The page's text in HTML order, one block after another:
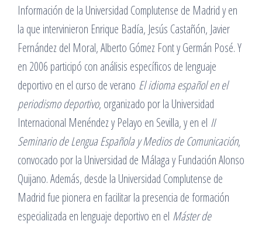
Información de la Universidad Complutense de Madrid y en
la que intervinieron Enrique Badía, Jesús Castañón, Javier
Fernández del Moral, Alberto Gómez Font y Germán Posé. Y
en 2006 participó con análisis específicos de lenguaje
deportivo en el curso de verano El idioma español en el
periodismo deportivo, organizado por la Universidad
Internacional Menéndez y Pelayo en Sevilla, y en el II
Seminario de Lengua Española y Medios de Comunicación,
convocado por la Universidad de Málaga y Fundación Alonso
Quijano. Además, desde la Universidad Complutense de
Madrid fue pionera en facilitar la presencia de formación
especializada en lenguaje deportivo en el Máster de